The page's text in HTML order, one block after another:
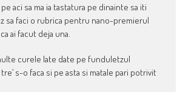
aci sa ma ia tastatura pe dinainte sa iti
sa faci o rubrica pentru nano-premierul
ai facut deja una.
curele late date pe funduletzul
s-o faca si pe asta si matale pari potrivit